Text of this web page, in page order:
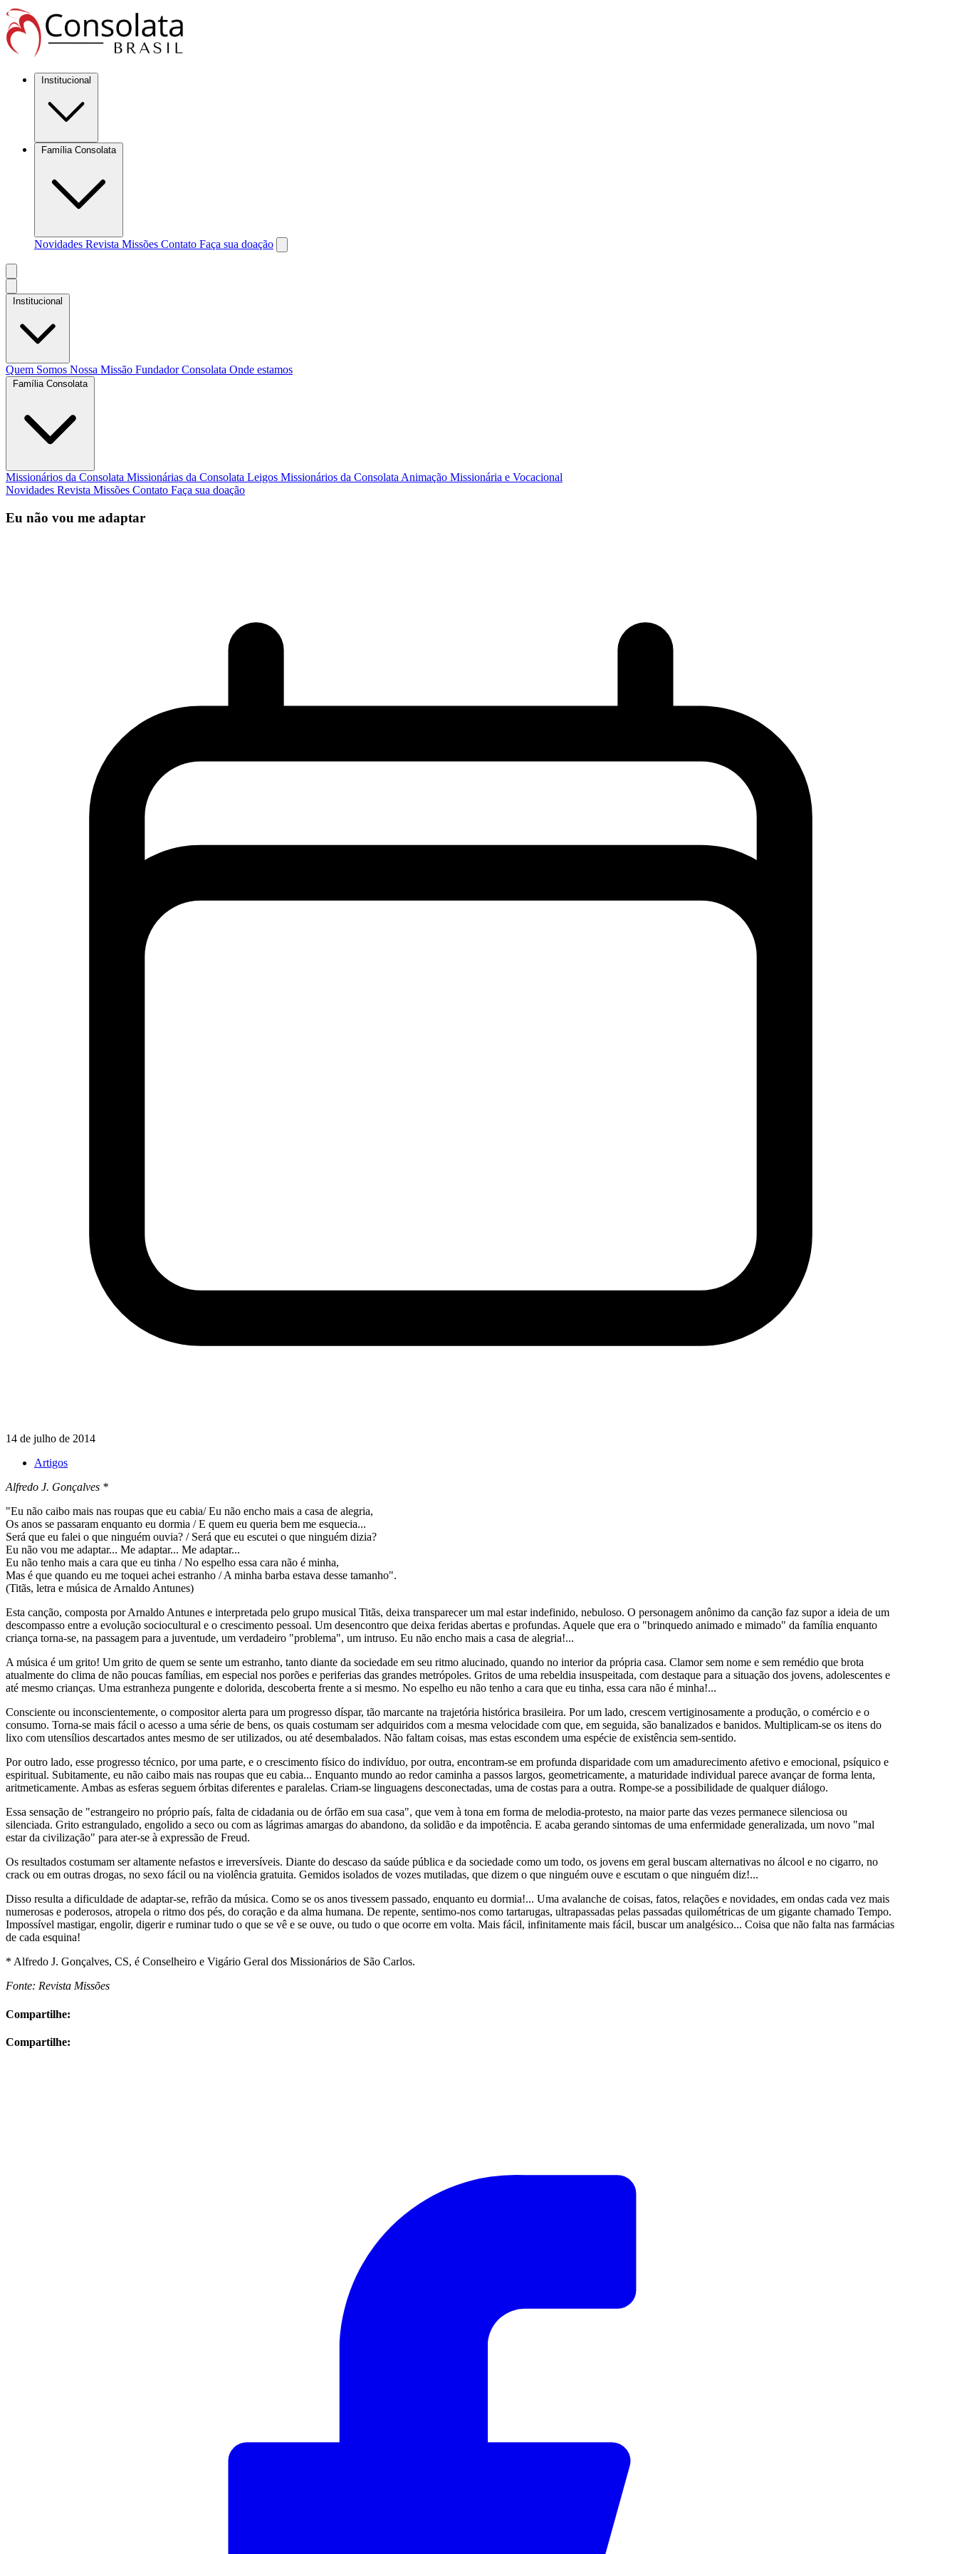
Institucional
Família Consolata
Novidades Revista Missões Contato Faça sua doação
Institucional
Quem Somos Nossa Missão FundadorConsolata Onde estamos
Família Consolata
Missionários da Consolata Missionárias da Consolata Leigos Missionários da Consolata Animação Missionária e Vocacional
Novidades Revista Missões Contato Faça sua doação
Eu não vou me adaptar
14 de julho de 2014
Artigos
Alfredo J. Gonçalves *
"Eu não caibo mais nas roupas que eu cabia/ Eu não encho mais a casa de alegria,
Os anos se passaram enquanto eu dormia / E quem eu queria bem me esquecia...
Será que eu falei o que ninguém ouvia? / Será que eu escutei o que ninguém dizia?
Eu não vou me adaptar... Me adaptar... Me adaptar...
Eu não tenho mais a cara que eu tinha / No espelho essa cara não é minha,
Mas é que quando eu me toquei achei estranho / A minha barba estava desse tamanho".
(Titãs, letra e música de Arnaldo Antunes)
Esta canção, composta por Arnaldo Antunes e interpretada pelo grupo musical Titãs, deixa transparecer um mal estar indefinido, nebuloso. O personagem anônimo da canção faz supor a ideia de um
descompasso entre a evolução sociocultural e o crescimento pessoal. Um desencontro que deixa feridas abertas e profundas. Aquele que era o "brinquedo animado e mimado" da família enquanto
criança torna-se, na passagem para a juventude, um verdadeiro "problema", um intruso. Eu não encho mais a casa de alegria!...
A música é um grito! Um grito de quem se sente um estranho, tanto diante da sociedade em seu ritmo alucinado, quando no interior da própria casa. Clamor sem nome e sem remédio que brota
atualmente do clima de não poucas famílias, em especial nos porões e periferias das grandes metrópoles. Gritos de uma rebeldia insuspeitada, com destaque para a situação dos jovens, adolescentes e
até mesmo crianças. Uma estranheza pungente e dolorida, descoberta frente a si mesmo. No espelho eu não tenho a cara que eu tinha, essa cara não é minha!...
Consciente ou inconscientemente, o compositor alerta para um progresso díspar, tão marcante na trajetória histórica brasileira. Por um lado, crescem vertiginosamente a produção, o comércio e o
consumo. Torna-se mais fácil o acesso a uma série de bens, os quais costumam ser adquiridos com a mesma velocidade com que, em seguida, são banalizados e banidos. Multiplicam-se os itens do
lixo com utensílios descartados antes mesmo de ser utilizados, ou até desembalados. Não faltam coisas, mas estas escondem uma espécie de existência sem-sentido.
Por outro lado, esse progresso técnico, por uma parte, e o crescimento físico do indivíduo, por outra, encontram-se em profunda disparidade com um amadurecimento afetivo e emocional, psíquico e
espiritual. Subitamente, eu não caibo mais nas roupas que eu cabia... Enquanto mundo ao redor caminha a passos largos, geometricamente, a maturidade individual parece avançar de forma lenta,
aritmeticamente. Ambas as esferas seguem órbitas diferentes e paralelas. Criam-se linguagens desconectadas, uma de costas para a outra. Rompe-se a possibilidade de qualquer diálogo.
Essa sensação de "estrangeiro no próprio país, falta de cidadania ou de órfão em sua casa", que vem à tona em forma de melodia-protesto, na maior parte das vezes permanece silenciosa ou
silenciada. Grito estrangulado, engolido a seco ou com as lágrimas amargas do abandono, da solidão e da impotência. E acaba gerando sintomas de uma enfermidade generalizada, um novo "mal
estar da civilização" para ater-se à expressão de Freud.
Os resultados costumam ser altamente nefastos e irreversíveis. Diante do descaso da saúde pública e da sociedade como um todo, os jovens em geral buscam alternativas no álcool e no cigarro, no
crack ou em outras drogas, no sexo fácil ou na violência gratuita. Gemidos isolados de vozes mutiladas, que dizem o que ninguém ouve e escutam o que ninguém diz!...
Disso resulta a dificuldade de adaptar-se, refrão da música. Como se os anos tivessem passado, enquanto eu dormia!... Uma avalanche de coisas, fatos, relações e novidades, em ondas cada vez mais
numerosas e poderosos, atropela o ritmo dos pés, do coração e da alma humana. De repente, sentimo-nos como tartarugas, ultrapassadas pelas passadas quilométricas de um gigante chamado Tempo.
Impossível mastigar, engolir, digerir e ruminar tudo o que se vê e se ouve, ou tudo o que ocorre em volta. Mais fácil, infinitamente mais fácil, buscar um analgésico... Coisa que não falta nas farmácias
de cada esquina!
* Alfredo J. Gonçalves, CS, é Conselheiro e Vigário Geral dos Missionários de São Carlos.
Fonte: Revista Missões
Compartilhe:
Compartilhe: